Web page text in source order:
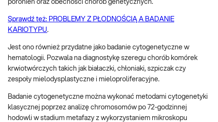
poronień oraz obecności chorób genetycznych.
Sprawdź też: PROBLEMY Z PŁODNOŚCIĄ A BADANIE
KARIOTYPU.
Jest ono również przydatne jako badanie cytogenetyczne w
hematologii. Pozwala na diagnostykę szeregu chorób komórek
krwiotwórczych takich jak białaczki, chłoniaki, szpiczak czy
zespoły mielodysplastyczne i mieloproliferacyjne.
Badanie cytogenetyczne można wykonać metodami cytogenetyki
klasycznej poprzez analizę chromosomów po 72-godzinnej
hodowli w stadium metafazy z wykorzystaniem mikroskopu